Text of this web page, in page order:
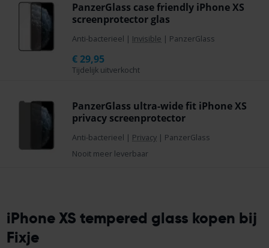
PanzerGlass case friendly iPhone XS
screenprotector glas
Anti-bacterieel | Invisible | PanzerGlass
Tijdelijk uitverkocht
€ 29,95
PanzerGlass ultra-wide fit iPhone XS
privacy screenprotector
Anti-bacterieel | Privacy | PanzerGlass
Nooit meer leverbaar
iPhone XS tempered glass kopen bij
Fixje